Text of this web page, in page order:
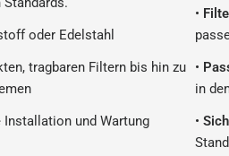
oder Edelstahl
tragbaren Filtern bis hin zu
Installation und Wartung
•
•
in
•